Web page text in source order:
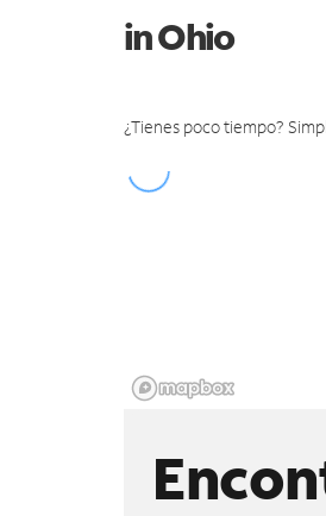
in Ohio
¿Tienes poco tiempo?